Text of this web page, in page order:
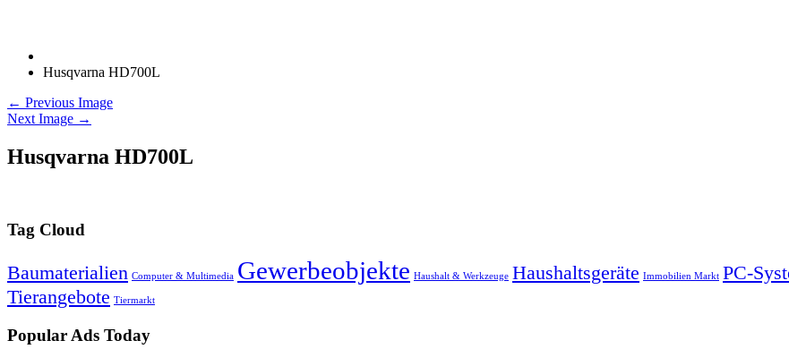
Husqvarna HD700L
← Previous Image
Next Image →
Husqvarna HD700L
Tag Cloud
Baumaterialien Computer & Multimedia Gewerbeobjekte Haushalt & Werkzeuge Haushaltsgeräte Immobilien Markt PC-
Tierangebote Tiermarkt
Popular Ads Today